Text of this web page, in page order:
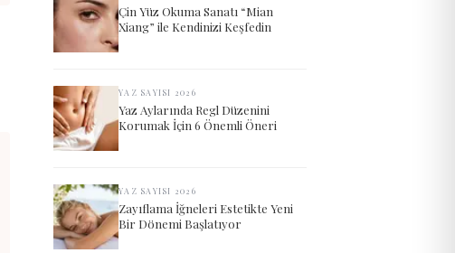
Çin Yüz Okuma Sanatı “Mian
Xiang” ile Kendinizi Keşfedin
YAZ SAYISI 2026
Yaz Aylarında Regl Düzenini
Korumak İçin 6 Önemli Öneri
YAZ SAYISI 2026
Zayıflama İğneleri Estetikte Yeni
Bir Dönemi Başlatıyor